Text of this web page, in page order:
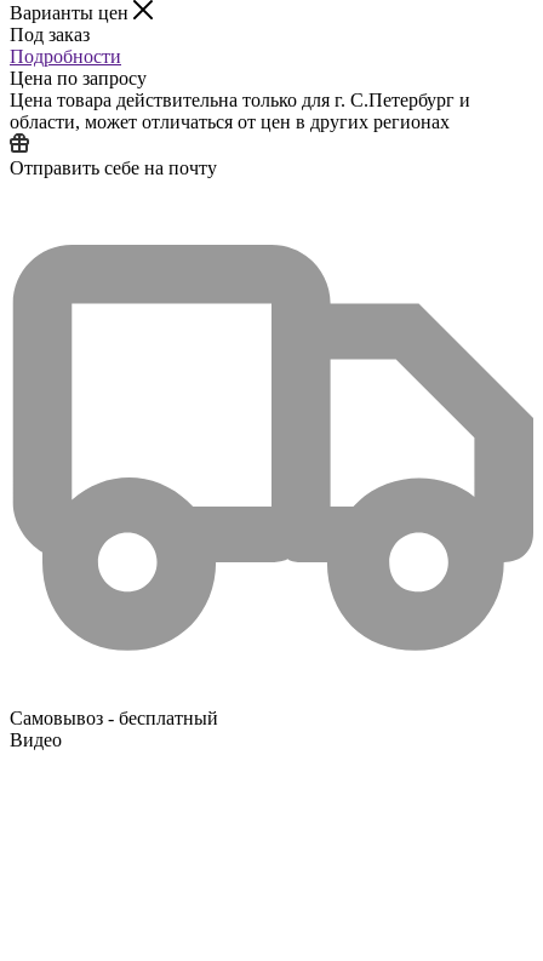
Варианты цен
Под заказ
Подробности
Цена по запросу
Цена товара действительна только для г. С.Петербург и
области, может отличаться от цен в других регионах
Отправить себе на почту
Самовывоз - бесплатный
Видео